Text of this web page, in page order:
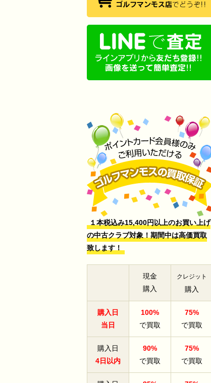
１本税込み15,400円以上のお買い上げ
の中古クラブ対象！期間中は高価買取
致します！
現金
購入
クレジット
購入
購入日
当日
100%
で買取
75%
で買取
購入日
4日以内
90%
で買取
75%
で買取